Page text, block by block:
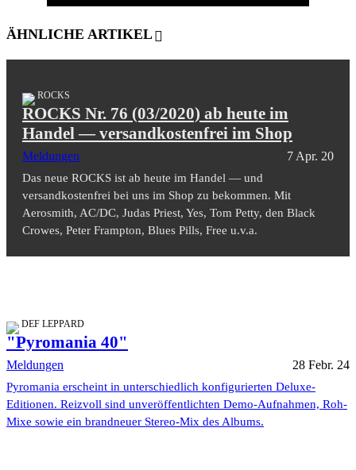
ÄHNLICHE ARTIKEL
ROCKS
ROCKS Nr. 76 (03/2020) ab heute im
Handel — versandkostenfrei im Shop
Meldungen 7 Apr. 20
Das neue ROCKS ist ab heute im Handel — und
versandkostenfrei bei uns im Shop zu bekommen. Mit
Aerosmith, AC/DC, Judas Priest, Yes, Tom Petty, den Black
Crowes, Peter Frampton, Blues Pills, Free u.v.a.
DEF LEPPARD
"Pyromania 40"
Meldungen 28 Febr. 24
Pyromania erscheint in unterschiedlich konfigurierten Deluxe-
Editionen. Reizvoll sind unveröffentlichten Demo-Aufnahmen, Roh-
Mixe sowie ein brandneuer Stereo-Mix des Albums.